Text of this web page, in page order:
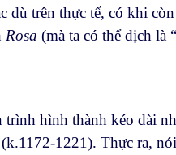
dù trên thực tế, có khi
Rosa (mà ta có thể dịch là
hình thành kéo dài
1221). Thực ra,